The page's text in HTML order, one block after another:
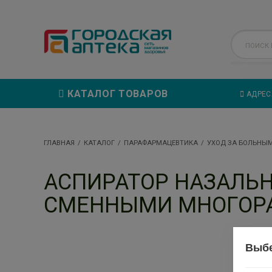
КАТАЛОГ ТОВАРОВ
ГЛАВНАЯ КАТАЛОГ ПАРАФАРМАЦЕВТИКА УХОД ЗА
АСПИРАТОР
СМЕННЫМИ